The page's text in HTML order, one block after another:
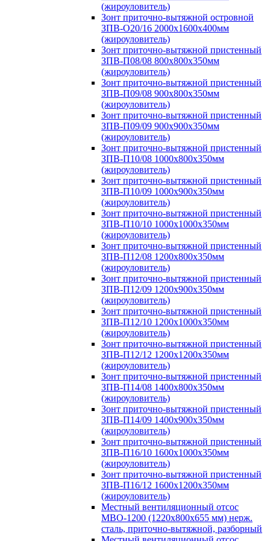
(жироуловитель)
Зонт приточно-вытяжной островной
ЗПВ-О20/16 2000х1600х400мм
(жироуловитель)
Зонт приточно-вытяжной пристенный
ЗПВ-П08/08 800х800х350мм
(жироуловитель)
Зонт приточно-вытяжной пристенный
ЗПВ-П09/08 900х800х350мм
(жироуловитель)
Зонт приточно-вытяжной пристенный
ЗПВ-П09/09 900х900х350мм
(жироуловитель)
Зонт приточно-вытяжной пристенный
ЗПВ-П10/08 1000х800х350мм
(жироуловитель)
Зонт приточно-вытяжной пристенный
ЗПВ-П10/09 1000х900х350мм
(жироуловитель)
Зонт приточно-вытяжной пристенный
ЗПВ-П10/10 1000х1000х350мм
(жироуловитель)
Зонт приточно-вытяжной пристенный
ЗПВ-П12/08 1200х800х350мм
(жироуловитель)
Зонт приточно-вытяжной пристенный
ЗПВ-П12/09 1200х900х350мм
(жироуловитель)
Зонт приточно-вытяжной пристенный
ЗПВ-П12/10 1200х1000х350мм
(жироуловитель)
Зонт приточно-вытяжной пристенный
ЗПВ-П12/12 1200х1200х350мм
(жироуловитель)
Зонт приточно-вытяжной пристенный
ЗПВ-П14/08 1400х800х350мм
(жироуловитель)
Зонт приточно-вытяжной пристенный
ЗПВ-П14/09 1400х900х350мм
(жироуловитель)
Зонт приточно-вытяжной пристенный
ЗПВ-П16/10 1600х1000х350мм
(жироуловитель)
Зонт приточно-вытяжной пристенный
ЗПВ-П16/12 1600х1200х350мм
(жироуловитель)
Местный вентиляционный отсос
МВО-1200 (1220х800х655 мм) нерж.
сталь, приточно-вытяжной, разборный